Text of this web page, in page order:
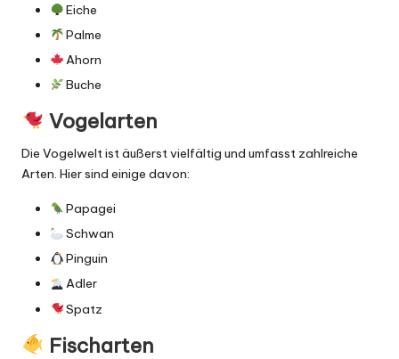
Eiche
Palme
Ahorn
Buche
Vogelarten
Die Vogelwelt ist äußerst vielfältig und umfasst zahlreiche
Arten. Hier sind einige davon:
Papagei
Schwan
Pinguin
Adler
Spatz
Fischarten